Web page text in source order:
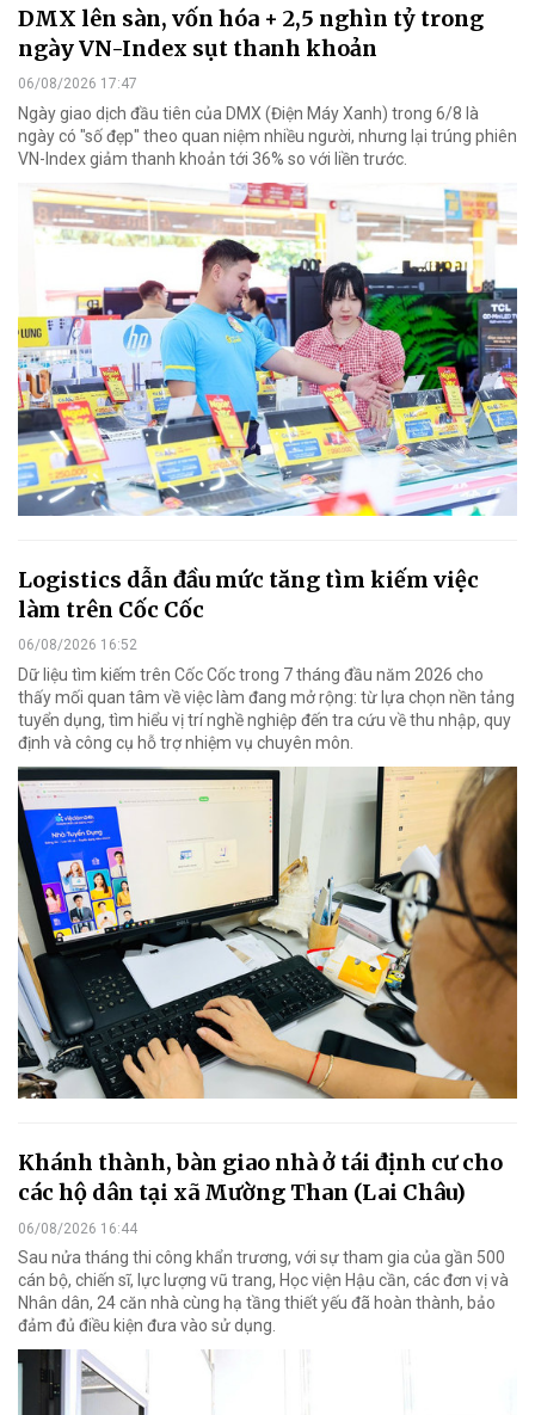
DMX lên sàn, vốn hóa + 2,5 nghìn tỷ trong
ngày VN-Index sụt thanh khoản
06/08/2026 17:47
Ngày giao dịch đầu tiên của DMX (Điện Máy Xanh) trong 6/8 là
ngày có "số đẹp" theo quan niệm nhiều người, nhưng lại trúng phiên
VN-Index giảm thanh khoản tới 36% so với liền trước.
Logistics dẫn đầu mức tăng tìm kiếm việc
làm trên Cốc Cốc
06/08/2026 16:52
Dữ liệu tìm kiếm trên Cốc Cốc trong 7 tháng đầu năm 2026 cho
thấy mối quan tâm về việc làm đang mở rộng: từ lựa chọn nền tảng
tuyển dụng, tìm hiểu vị trí nghề nghiệp đến tra cứu về thu nhập, quy
định và công cụ hỗ trợ nhiệm vụ chuyên môn.
Khánh thành, bàn giao nhà ở tái định cư cho
các hộ dân tại xã Mường Than (Lai Châu)
06/08/2026 16:44
Sau nửa tháng thi công khẩn trương, với sự tham gia của gần 500
cán bộ, chiến sĩ, lực lượng vũ trang, Học viện Hậu cần, các đơn vị và
Nhân dân, 24 căn nhà cùng hạ tầng thiết yếu đã hoàn thành, bảo
đảm đủ điều kiện đưa vào sử dụng.